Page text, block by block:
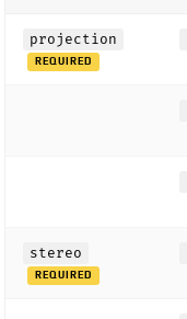
projection
REQUIRED
stereo
REQUIRED